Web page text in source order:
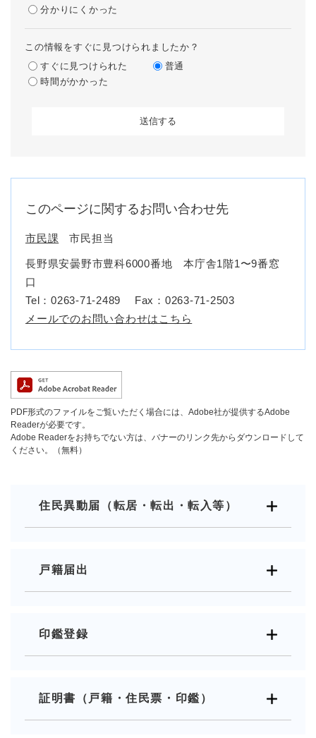
分かりにくかった
この情報をすぐに見つけられましたか？
すぐに見つけられた
普通
時間がかかった
このページに関するお問い合わせ先
市民課 市民担当
長野県安曇野市豊科6000番地 本庁舎1階1〜9番窓
口
Tel：0263-71-2489
Fax：0263-71-2503
メールでのお問い合わせはこちら
PDF形式のファイルをご覧いただく場合には、Adobe社が提供するAdobe
Readerが必要です。
Adobe Readerをお持ちでない方は、バナーのリンク先からダウンロードして
ください。（無料）
住民異動届（転居・転出・転入等）
戸籍届出
印鑑登録
証明書（戸籍・住民票・印鑑）